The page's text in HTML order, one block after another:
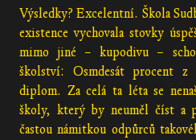
Výsledky? Excelentní. Škola
existence vychovala stovky
mimo jiné – kupodivu –
školství: Osmdesát procent z
diplom. Za celá ta léta se
školy, který by neuměl číst a
častou námitkou odpůrců